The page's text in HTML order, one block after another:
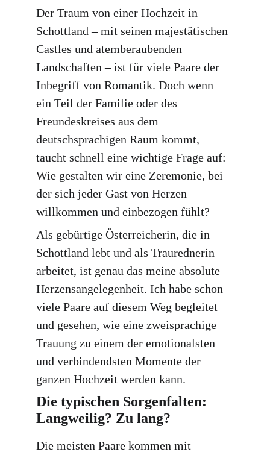
Der Traum von einer Hochzeit in
Schottland – mit seinen majestätischen
Castles und atemberaubenden
Landschaften – ist für viele Paare der
Inbegriff von Romantik. Doch wenn
ein Teil der Familie oder des
Freundeskreises aus dem
deutschsprachigen Raum kommt,
taucht schnell eine wichtige Frage auf:
Wie gestalten wir eine Zeremonie, bei
der sich jeder Gast von Herzen
willkommen und einbezogen fühlt?
Als gebürtige Österreicherin, die in
Schottland lebt und als Traurednerin
arbeitet, ist genau das meine absolute
Herzensangelegenheit. Ich habe schon
viele Paare auf diesem Weg begleitet
und gesehen, wie eine zweisprachige
Trauung zu einem der emotionalsten
und verbindendsten Momente der
ganzen Hochzeit werden kann.
Die typischen Sorgenfalten:
Langweilig? Zu lang?
Die meisten Paare kommen mit